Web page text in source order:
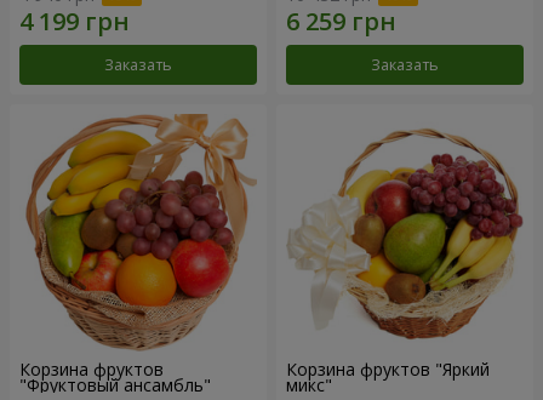
Заказать Заказать
Корзина фруктов
"Фруктовый ансамбль"
Корзина фруктов "Яркий
микс"